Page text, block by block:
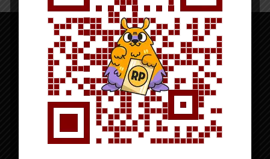
Copyright © 2023. All rights reserved BOPM WACANA.